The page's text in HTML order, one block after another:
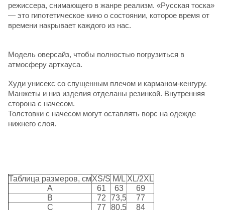
режиссера, снимающего в жанре реализм. «Русская тоска»
— это гипотетическое кино о состоянии, которое время от
времени накрывает каждого из нас.
Модель оверсайз, чтобы полностью погрузиться в
атмосферу артхауса.
Худи унисекс со спущенным плечом и карманом-кенгуру.
Манжеты и низ изделия отделаны резинкой. Внутренняя
сторона с начесом.
Толстовки с начесом могут оставлять ворс на одежде
нижнего слоя.
Таблица размеров, смXS/S M/L XL/2XL
A
61 63
69
B
72 73,5
77
C
77 80,5 84